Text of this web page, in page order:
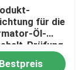
für die
Öl-
Prüfung
Bestpreis